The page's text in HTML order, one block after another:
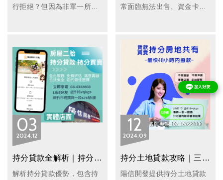
行拒絕？但因為非單一所有
務，協助您靈活運用土地價
值，快速取得資金。
常面臨無法出售、資金卡關
款，快速獲取資金！陽信開
發提供靈活貸款方案，不看
信用、不審查財力，最快 2
天即可放款，幫助您解決資
金困難。
03
12
2024
持分貸款全解析｜持分房屋貸款與持分土地貸款優勢一次看
解析持分貸款優勢，包含持
1209
2024
持分土地貸款攻略｜三步驟輕鬆申請土地持分貸款｜陽信開發快速撥款
陽信開發提供持分土地貸款